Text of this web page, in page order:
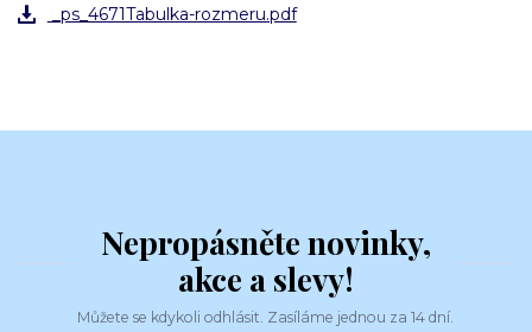
_ps_4671Tabulka-rozmeru.pdf
Nepropásněte novinky,
akce a slevy!
Můžete se kdykoli odhlásit. Zasíláme jednou za 14 dní.